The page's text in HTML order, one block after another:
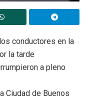
conductores en la
la tarde
a pleno
Ciudad de Buenos